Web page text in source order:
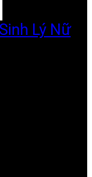
Lý Nữ